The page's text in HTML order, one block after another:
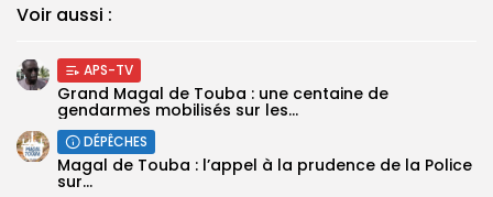
Voir aussi :
APS-TV
Grand Magal de Touba : une centaine de
gendarmes mobilisés sur les...
DÉPÊCHES
Magal de Touba : l’appel à la prudence de la Police
sur...